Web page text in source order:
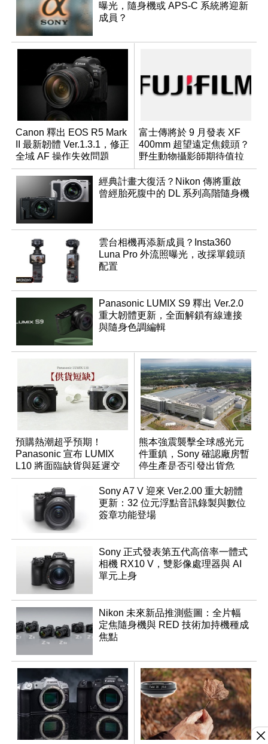
曝光，隨身機或 APS-C 系統將迎新
成員？
Canon 釋出 EOS R5 Mark
II 最新韌體 Ver.1.3.1，修正
全域 AF 操作失效問題
富士傳將於 9 月發表 XF
400mm 超望遠定焦鏡頭？
野生動物攝影師期待值拉
滿
經典計畫大復活？Nikon 傳將重啟
曾經胎死腹中的 DL 系列高階隨身機
雲台相機再添新成員？Insta360
Luna Pro 外流照曝光，改採單鏡頭
配置
Panasonic LUMIX S9 釋出 Ver.2.0
重大韌體更新，全面解鎖有線連接
與隨身色調編輯
預購熱潮超乎預期！
Panasonic 宣布 LUMIX
L10 將面臨缺貨與延遲交
貨時間
熊本強震襲擊全球感光元
件重鎮，Sony 確認廠房暫
停生產是否引發出貨危
機？
Sony A7 V 迎來 Ver.2.00 重大韌體
更新：32 位元浮點音訊錄製與數位
簽章功能登場
Sony 正式發表第五代高倍率一體式
相機 RX10 V，雙影像處理器與 AI
單元上身
Nikon 未來新品推測藍圖：全片幅
定焦隨身機與 RED 技術加持機種成
焦點